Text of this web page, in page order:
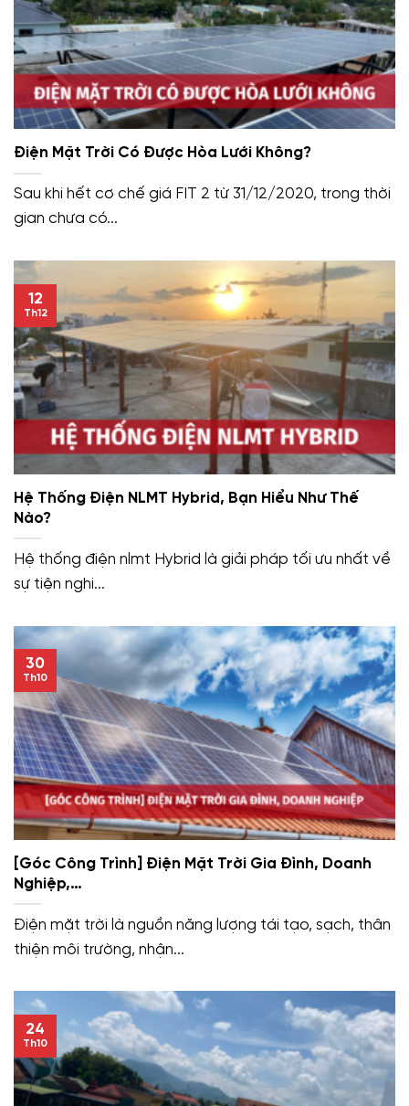
Điện Mặt Trời Có Được Hòa Lưới Không?
Sau khi hết cơ chế giá FIT 2 từ 31/12/2020, trong thời
gian chưa có...
Hệ Thống Điện NLMT Hybrid, Bạn Hiểu Như Thế
Nào?
Hệ thống điện nlmt Hybrid là giải pháp tối ưu nhất về
sự tiện nghi...
12
Th12
[Góc Công Trình] Điện Mặt Trời Gia Đình, Doanh
Nghiệp,…
Điện mặt trời là nguồn năng lượng tái tạo, sạch, thân
thiện môi trường, nhận...
30
Th10
24
Th10